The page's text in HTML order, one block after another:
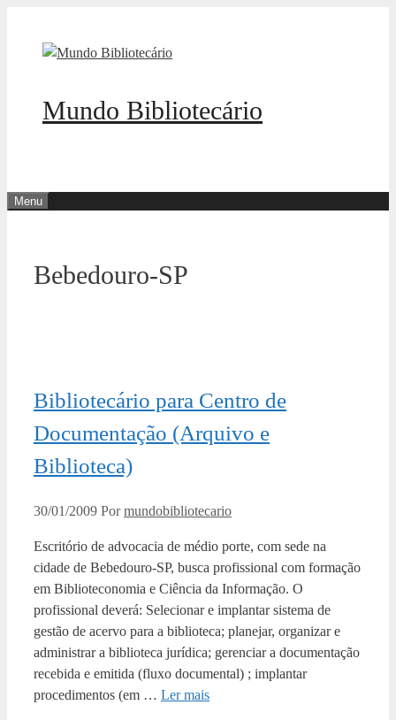
Mundo Bibliotecário
Menu
Bebedouro-SP
Bibliotecário para Centro de
Documentação (Arquivo e
Biblioteca)
30/01/2009 Pormundobibliotecario
Escritório de advocacia de médio porte, com sede na
cidade de Bebedouro-SP, busca profissional com formação
em Biblioteconomia e Ciência da Informação. O
profissional deverá: Selecionar e implantar sistema de
gestão de acervo para a biblioteca; planejar, organizar e
administrar a biblioteca jurídica; gerenciar a documentação
recebida e emitida (fluxo documental) ; implantar
procedimentos (em … Ler mais